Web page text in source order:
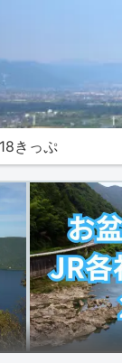
きっぷ